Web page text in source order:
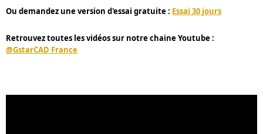
Ou demandez une version d'essai gratuite : Essai 30 jours
Retrouvez toutes les vidéos sur notre chaine Youtube :
@GstarCAD France